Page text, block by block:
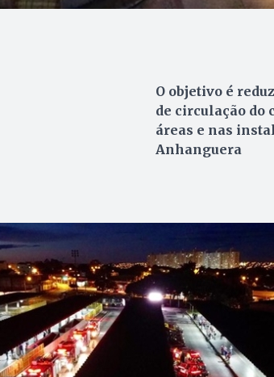
O objetivo é
de circulação do
áreas e nas
Anhanguera